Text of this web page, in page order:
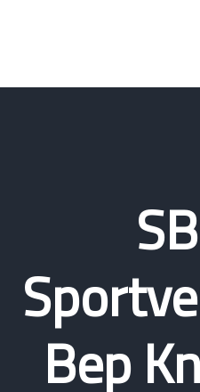
Bep